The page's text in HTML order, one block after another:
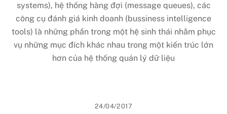
systems), hệ thống hàng đợi (message queues), các
công cụ đánh giá kinh doanh (bussiness intelligence
tools) là những phần trong một hệ sinh thái nhằm phục
vụ những mục đích khác nhau trong một kiến trúc lớn
hơn của hệ thống quản lý dữ liệu
24/04/2017